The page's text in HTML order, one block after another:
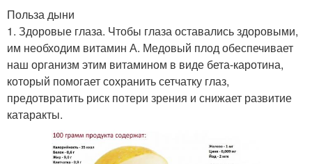
Польза дыни
1. Здоровые глаза. Чтобы глаза оставались здоровыми,
им необходим витамин А. Медовый плод обеспечивает
наш организм этим витамином в виде бета-каротина,
который помогает сохранить сетчатку глаз,
предотвратить риск потери зрения и снижает развитие
катаракты.